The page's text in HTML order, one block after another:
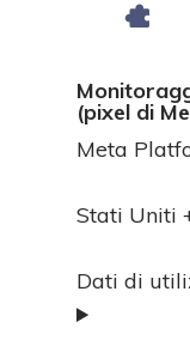
(pixel di
Azienda:
Meta
Luogo
Stati Uniti
Dati
Personali
Dati di